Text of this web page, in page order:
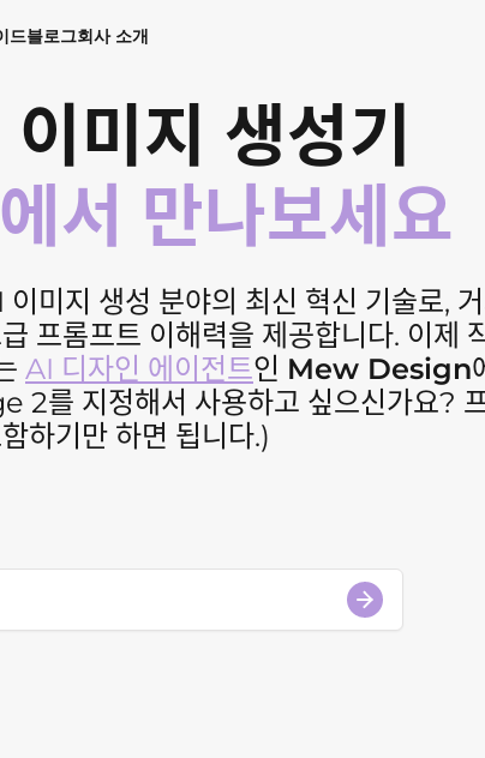
드블로그회사 소개
미지 생성기
서 만나보세요
이미지 생성 분야의 최신 혁신 기술로, 거
프롬프트 이해력을 제공합니다. 이제
AI 디자인 에이전트인 Mew Design
2를 지정해서 사용하고 싶으신가요?
하기만 하면 됩니다.)